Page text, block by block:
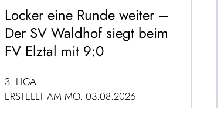
Locker eine Runde weiter –
Der SV Waldhof siegt beim
FV Elztal mit 9:0
3. LIGA
ERSTELLT AM MO. 03.08.2026